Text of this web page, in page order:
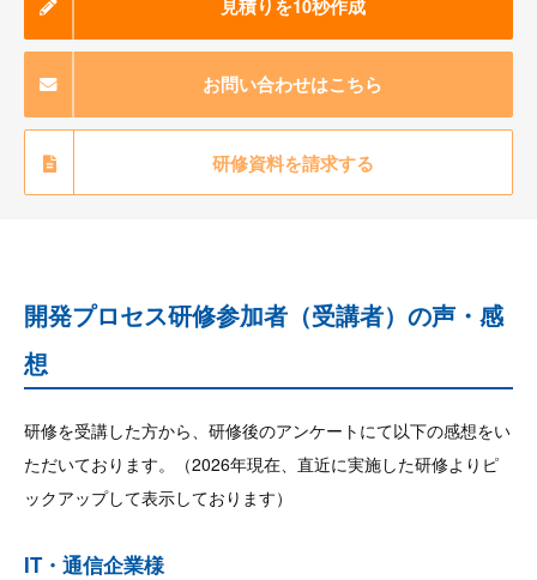
見積りを10秒作成
お問い合わせはこちら
研修資料を請求する
開発プロセス研修参加者（受講者）の声・感
想
研修を受講した方から、研修後のアンケートにて以下の感想をい
ただいております。（2026年現在、直近に実施した研修よりピ
ックアップして表示しております）
IT・通信企業様